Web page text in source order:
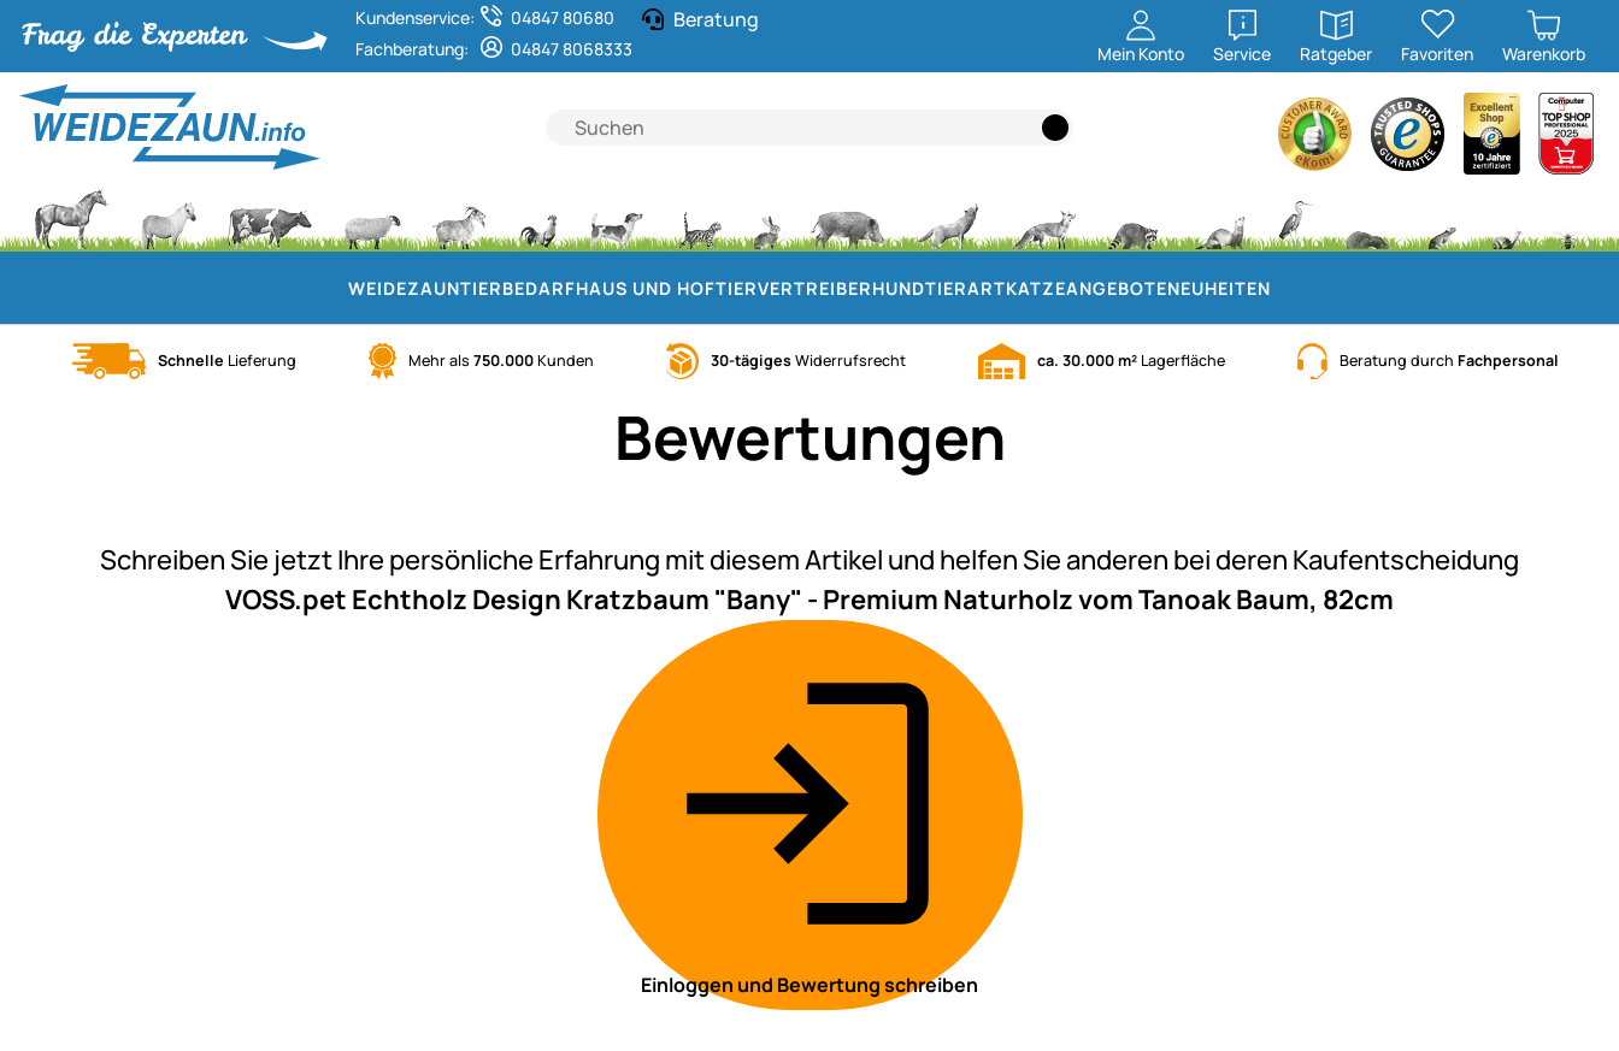
Kundenservice:
04847 80680
Fachberatung:
04847 8068333
Beratung
Mein Konto Service
öffnen
Ratgeber
öffnen
Favoriten Warenkorb
WEIDEZAUNTIERBEDARFHAUS UND HOFTIERVERTREIBERHUNDTIERARTKATZEANGEBOTENEUHEITEN
Schnelle Lieferung Mehr als 750.000Kunden 30-tägigesWiderrufsrecht ca. 30.000 m² Lagerfläche Beratung durch Fachpersonal
Bewertungen
Schreiben Sie jetzt Ihre persönliche Erfahrung mit diesem Artikel und helfen Sie anderen bei deren Kaufentscheidung
VOSS.pet Echtholz Design Kratzbaum "Bany" - Premium Naturholz vom Tanoak Baum, 82cm
Einloggen und Bewertung schreiben